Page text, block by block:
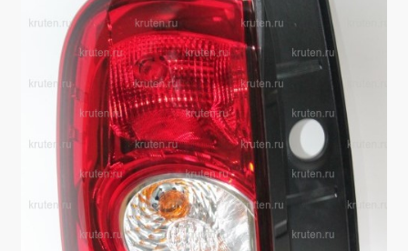
Производители
Юридические данные